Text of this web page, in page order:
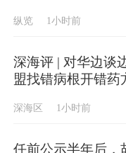
纵览 1小时前
深海评 | 对华边谈
盟找错病根开错药
深海区 1小时前
任前公示半年后，